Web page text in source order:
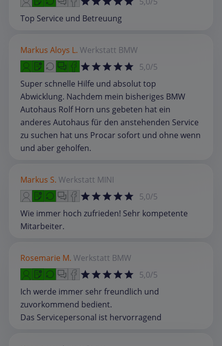
Top Service und Betreuung
Markus Aloys L. Werkstatt BMW
5,0/5
Super schnelle Hilfe und absolut top
Abwicklung. Nachdem mein bisheriges BMW
Autohaus Rolf Horn uns gebeten hat ein
anderes Autohaus für den anstehenden Service
zu suchen hat uns Procar sofort und ohne wenn
und aber geholfen.
Markus S. Werkstatt MINI
5,0/5
Wie immer hoch zufrieden! Sehr kompetente
Mitarbeiter.
Rosemarie M. Werkstatt BMW
5,0/5
Ich werde immer sehr freundlich und
zuvorkommend bedient.
Das Servicepersonal ist hervorragend